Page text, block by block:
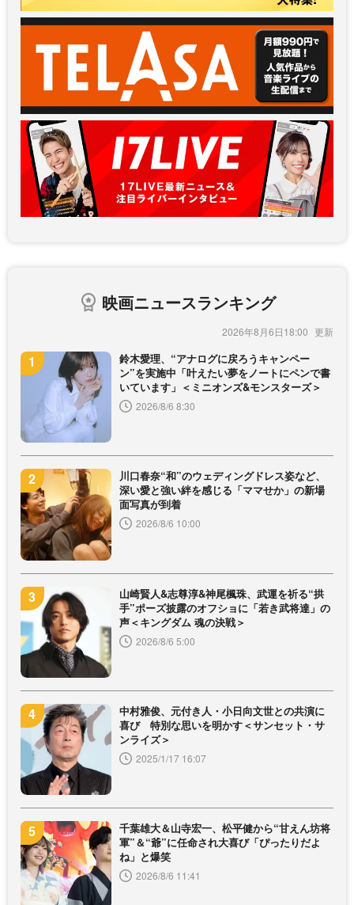
映画ニュースランキング
2026年8月6日18:00
鈴木愛理、“アナログに戻ろうキャンペー
ン”を実施中「叶えたい夢をノートにペンで書
いています」＜ミニオンズ&モンスターズ＞
2026/8/6 8:30
川口春奈“和”のウェディングドレス姿など、
深い愛と強い絆を感じる「ママせか」の新場
面写真が到着
2026/8/6 10:00
山崎賢人&志尊淳&神尾楓珠、武運を祈る“拱
手”ポーズ披露のオフショに「若き武将達」の
声＜キングダム 魂の決戦＞
2026/8/6 5:00
中村雅俊、元付き人・小日向文世との共演に
喜び 特別な思いを明かす＜サンセット・サ
ンライズ＞
2025/1/17 16:07
千葉雄大＆山寺宏一、松平健から“甘えん坊将
軍”＆“爺”に任命され大喜び「ぴったりだよ
ね」と爆笑
2026/8/6 11:41